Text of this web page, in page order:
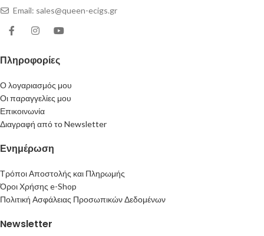
Email: sales@queen-ecigs.gr
Πληροφορίες
Ο λογαριασμός μου
Οι παραγγελίες μου
Επικοινωνία
Διαγραφή από το Newsletter
Ενημέρωση
Τρόποι Αποστολής και Πληρωμής
Όροι Χρήσης e-Shop
Πολιτική Ασφάλειας Προσωπικών Δεδομένων
Newsletter